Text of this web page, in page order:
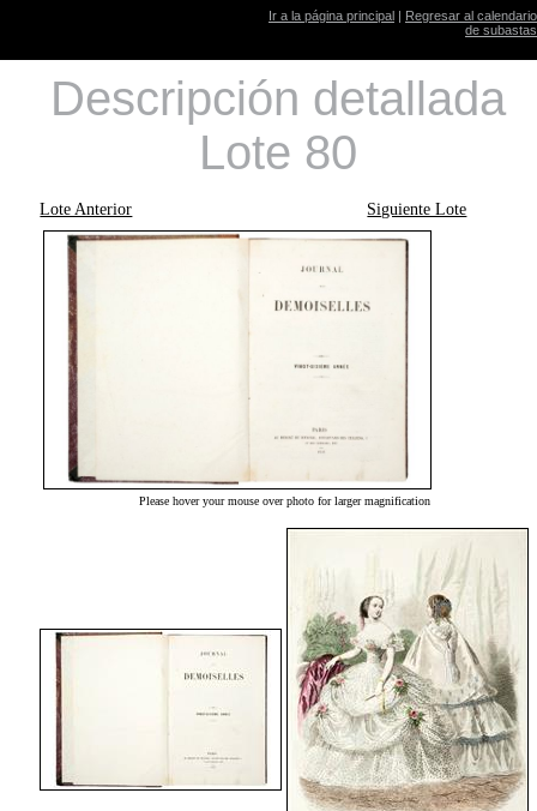
Ir a la página principal | Regresar al calendario
de subastas
Descripción detallada
Lote 80
Lote Anterior Siguiente Lote
Please hover your mouse over photo for larger magnification